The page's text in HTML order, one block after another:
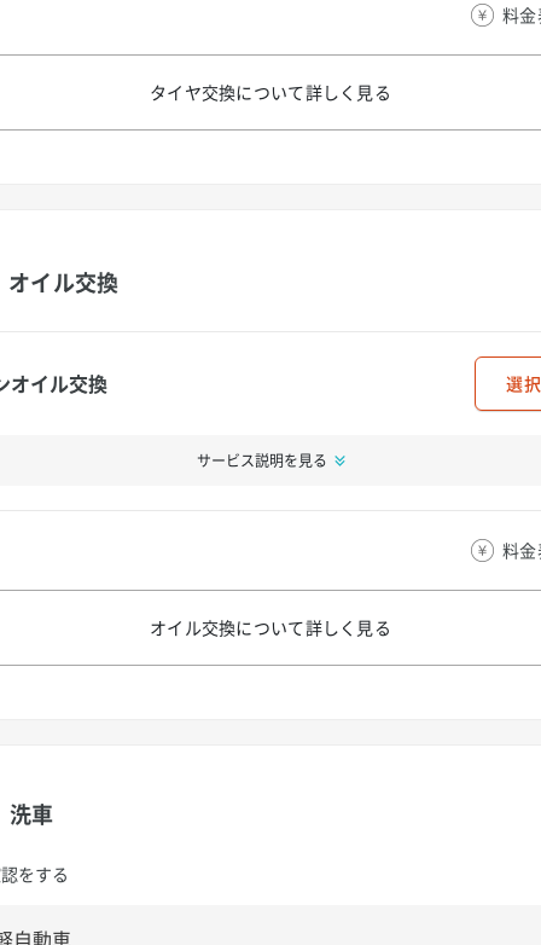
料
タイヤ交換について詳しく見る
オイル交換
オイル交換 選択
サービス説明を見る
料
オイル交換について詳しく見る
洗車
をする